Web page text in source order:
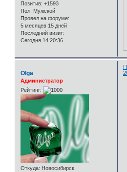
Позитив: +1593
Пол: Мужской
Провел на форуме:
5 месяцев 15 дней
Последний визит:
Сегодня 14:20:36
Olga
Администратор
Рейтинг:
Откуда: Новосибирск